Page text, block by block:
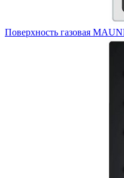
Поверхность газовая